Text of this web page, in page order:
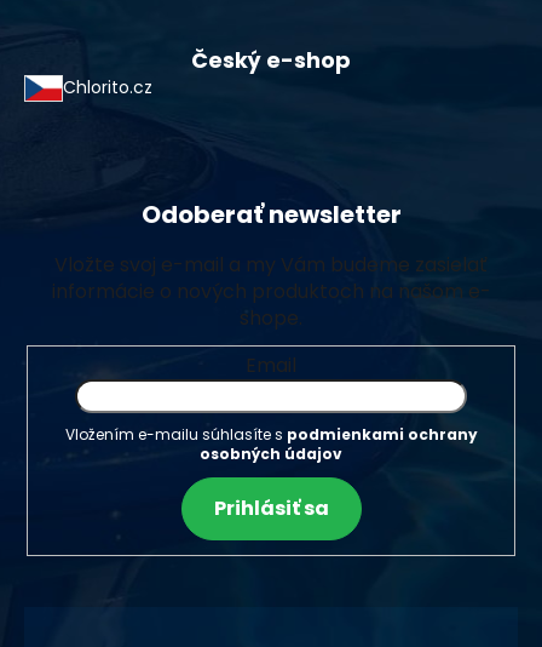
Český e-shop
Chlorito.cz
Odoberať newsletter
Vložte svoj e-mail a my Vám budeme zasielať
informácie o nových produktoch na našom e-
shope.
Email
Vložením e-mailu súhlasíte s podmienkami ochrany
osobných údajov
Prihlásiť sa